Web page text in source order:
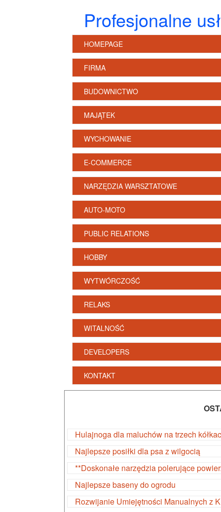
Profesjonalne
HOMEPAGE
FIRMA
BUDOWNICTWO
MAJĄTEK
WYCHOWANIE
E-COMMERCE
NARZĘDZIA WARSZTATOWE
AUTO-MOTO
PUBLIC RELATIONS
HOBBY
WYTWÓRCZOŚĆ
RELAKS
WITALNOŚĆ
DEVELOPERS
KONTAKT
Hulajnoga dla maluchów na trzech
Najlepsze posiłki dla psa z wilgocią
**Doskonałe narzędzia polerujące
Najlepsze baseny do ogrodu
Rozwijanie Umiejętności Manualnych z